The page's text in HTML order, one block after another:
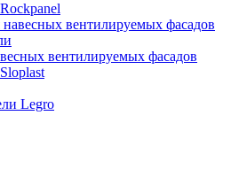
вентилируемых фасадов
вентилируемых фасадов
Legro